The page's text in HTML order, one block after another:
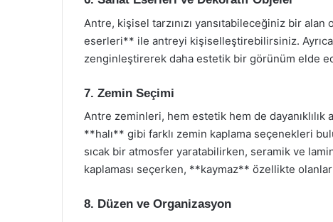
Antre, kişisel tarzınızı yansıtabileceğiniz bir
eserleri** ile antreyi kişiselleştirebilirsiniz.
zenginleştirerek daha estetik bir görünüm elde
7. Zemin Seçimi
Antre zeminleri, hem estetik hem de
**halı** gibi farklı zemin kaplama seçenekleri
sıcak bir atmosfer yaratabilirken, seramik ve
kaplaması seçerken, **kaymaz** özellikte
8. Düzen ve Organizasyon